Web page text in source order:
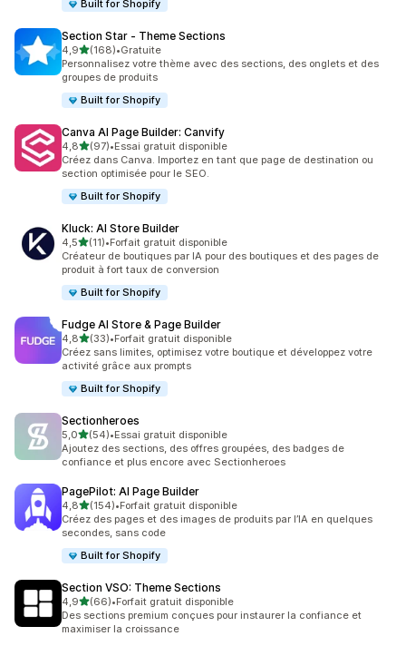
Built for Shopify
Section Star ‑ Theme Sections
4,9étoile(s) sur 5
(168)
168 avis au total
•Gratuite
Personnalisez votre thème avec des sections, des onglets et des
groupes de produits
Built for Shopify
Canva AI Page Builder: Canvify
4,8étoile(s) sur 5
(97)
97 avis au total
•Essai gratuit disponible
Créez dans Canva. Importez en tant que page de destination ou
section optimisée pour le SEO.
Built for Shopify
Kluck: AI Store Builder
4,5étoile(s) sur 5
(11)
11 avis au total
•Forfait gratuit disponible
Créateur de boutiques par IA pour des boutiques et des pages de
produit à fort taux de conversion
Built for Shopify
Fudge AI Store & Page Builder
4,8étoile(s) sur 5
(33)
33 avis au total
•Forfait gratuit disponible
Créez sans limites, optimisez votre boutique et développez votre
activité grâce aux prompts
Built for Shopify
Sectionheroes
5,0étoile(s) sur 5
(54)
54 avis au total
•Essai gratuit disponible
Ajoutez des sections, des offres groupées, des badges de
confiance et plus encore avec Sectionheroes
PagePilot: AI Page Builder
4,8étoile(s) sur 5
(154)
154 avis au total
•Forfait gratuit disponible
Créez des pages et des images de produits par l’IA en quelques
secondes, sans code
Built for Shopify
Section VSO: Theme Sections
4,9étoile(s) sur 5
(66)
66 avis au total
•Forfait gratuit disponible
Des sections premium conçues pour instaurer la confiance et
maximiser la croissance